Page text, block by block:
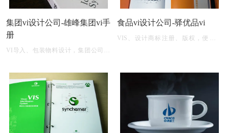
集团vi设计公司-雄峰集团vi手
册
VI导入、包装物料设计，集团公司vis
食品vi设计公司-驿优品vi
VIS、设计商标注册、版权，便利店